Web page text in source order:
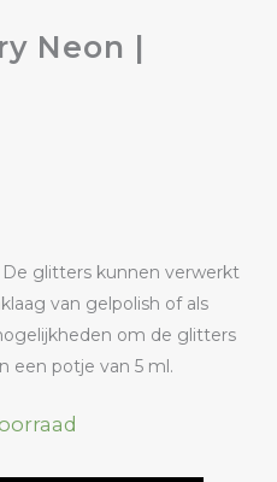
Neon |
De glitters kunnen verwerkt
van gelpolish of als
om de glitters
een potje van 5 ml.